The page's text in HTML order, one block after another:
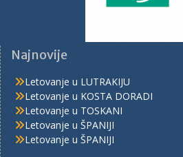
Najnovije
Letovanje u LUTRAKIJU
Letovanje u KOSTA DORADI
Letovanje u TOSKANI
Letovanje u ŠPANIJI
Letovanje u ŠPANIJI